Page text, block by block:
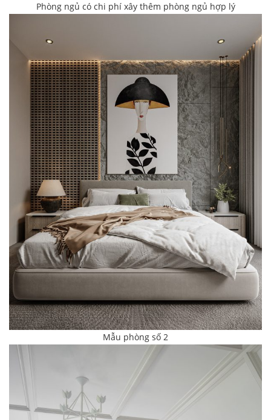
Phòng ngủ có chi phí xây thêm phòng ngủ hợp lý
Mẫu phòng số 2